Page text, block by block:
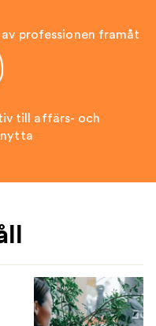
professionen framåt
till affärs- och